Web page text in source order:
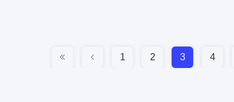
1 2 3 4